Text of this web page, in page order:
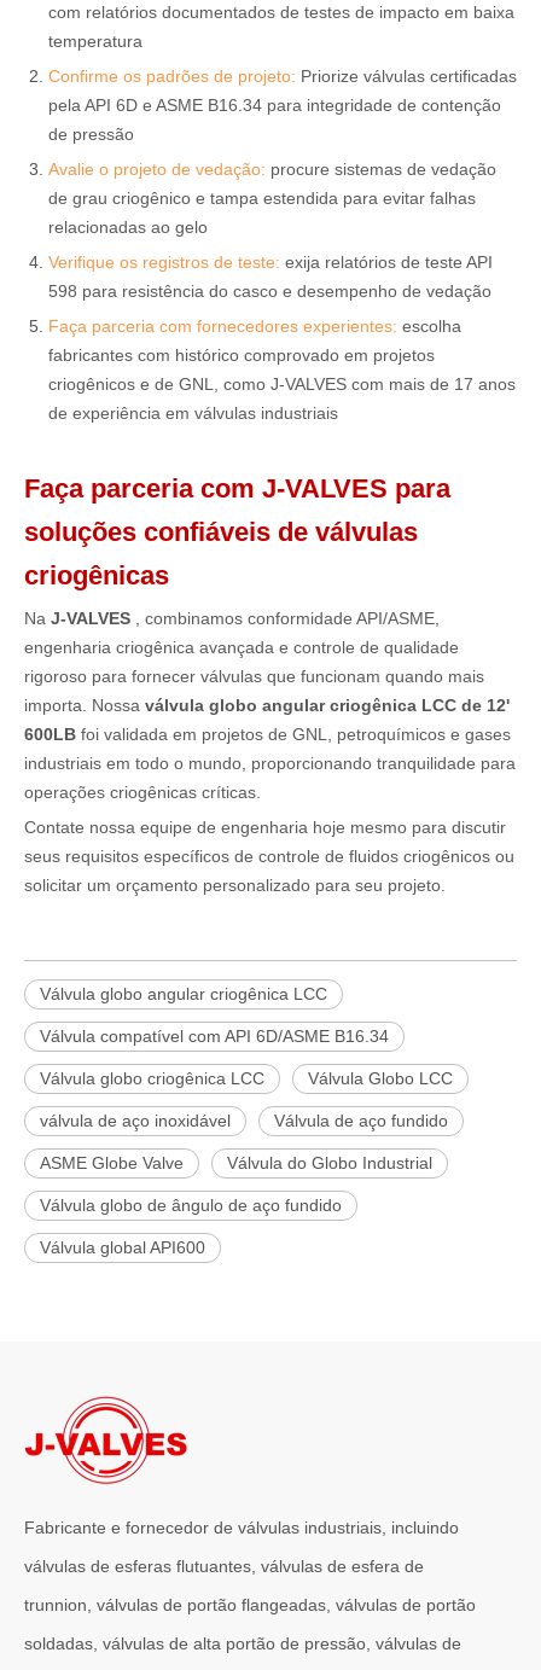
com relatórios documentados de testes de impacto em baixa
temperatura
Confirme os padrões de projeto: Priorize válvulas certificadas
pela API 6D e ASME B16.34 para integridade de contenção
de pressão
Avalie o projeto de vedação: procure sistemas de vedação
de grau criogênico e tampa estendida para evitar falhas
relacionadas ao gelo
Verifique os registros de teste: exija relatórios de teste API
598 para resistência do casco e desempenho de vedação
Faça parceria com fornecedores experientes: escolha
fabricantes com histórico comprovado em projetos
criogênicos e de GNL, como J-VALVES com mais de 17 anos
de experiência em válvulas industriais
Faça parceria com J-VALVES para
soluções confiáveis ​​de válvulas
criogênicas
Na J-VALVES
, combinamos conformidade API/ASME,
engenharia criogênica avançada e controle de qualidade
rigoroso para fornecer válvulas que funcionam quando mais
importa. Nossa válvula globo angular criogênica LCC de 12'
600LB foi validada em projetos de GNL, petroquímicos e gases
industriais em todo o mundo, proporcionando tranquilidade para
operações criogênicas críticas.
Contate nossa equipe de engenharia hoje mesmo para discutir
seus requisitos específicos de controle de fluidos criogênicos ou
solicitar um orçamento personalizado para seu projeto.
Válvula globo angular criogênica LCC
Válvula compatível com API 6D/ASME B16.34
Válvula globo criogênica LCC Válvula Globo LCC
válvula de aço inoxidável Válvula de aço fundido
ASME Globe Valve Válvula do Globo Industrial
Válvula globo de ângulo de aço fundido
Válvula global API600
Fabricante e fornecedor de válvulas industriais, incluindo
válvulas de esferas flutuantes, válvulas de esfera de
trunnion, válvulas de portão flangeadas, válvulas de portão
soldadas, válvulas de alta portão de pressão, válvulas de